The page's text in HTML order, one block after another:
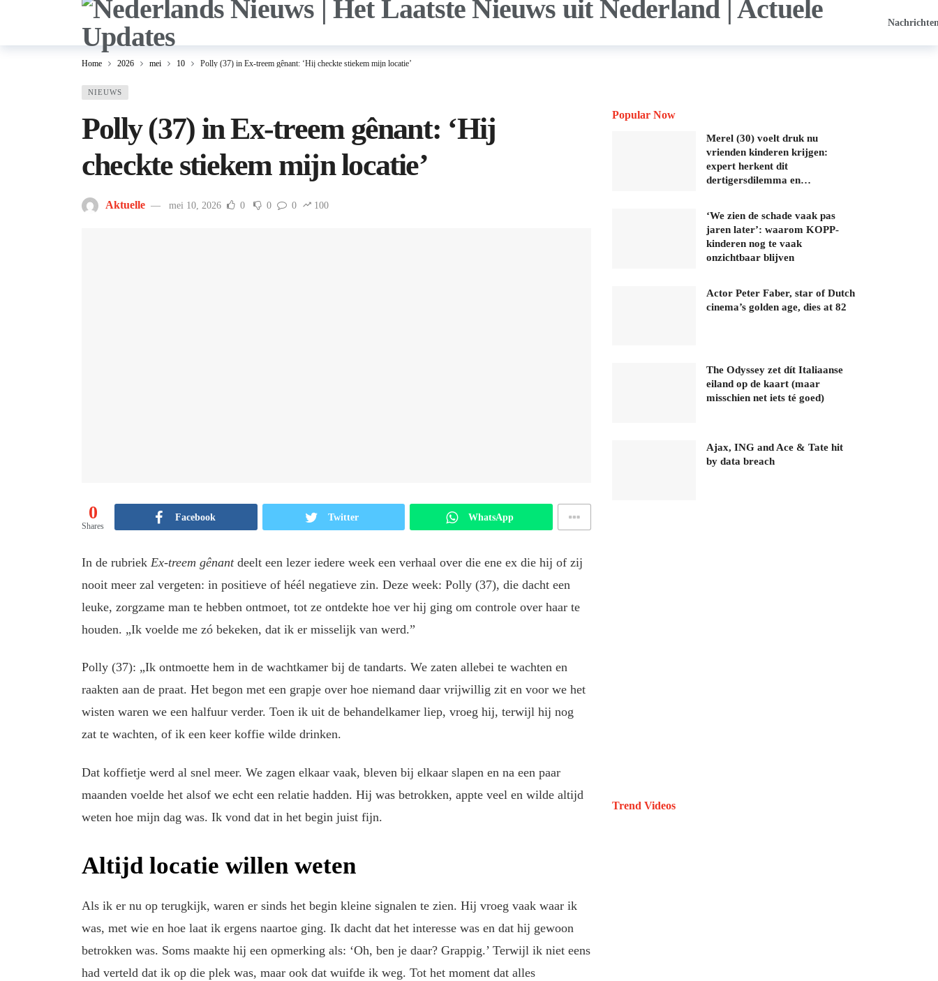
Home 2026 mei 10 Polly (37) in Ex-treem gênant: ‘Hij checkte stiekem mijn locatie’
NIEUWS
Polly (37) in Ex-treem gênant: ‘Hij
checkte stiekem mijn locatie’
Aktuelle mei 10, 2026 0 0 0 100
0
Shares
Facebook Twitter WhatsApp
In de rubriek Ex-treem gênantdeelt een lezer iedere week een verhaal over die ene ex die hij of zij
nooit meer zal vergeten: in positieve of héél negatieve zin. Deze week: Polly (37), die dacht een
leuke, zorgzame man te hebben ontmoet, tot ze ontdekte hoe ver hij ging om controle over haar te
houden. „Ik voelde me zó bekeken, dat ik er misselijk van werd.”
Polly (37): „Ik ontmoette hem in de wachtkamer bij de tandarts. We zaten allebei te wachten en
raakten aan de praat. Het begon met een grapje over hoe niemand daar vrijwillig zit en voor we het
wisten waren we een halfuur verder. Toen ik uit de behandelkamer liep, vroeg hij, terwijl hij nog
zat te wachten, of ik een keer koffie wilde drinken.
Dat koffietje werd al snel meer. We zagen elkaar vaak, bleven bij elkaar slapen en na een paar
maanden voelde het alsof we echt een relatie hadden. Hij was betrokken, appte veel en wilde altijd
weten hoe mijn dag was. Ik vond dat in het begin juist fijn.
Altijd locatie willen weten
Als ik er nu op terugkijk, waren er sinds het begin kleine signalen te zien. Hij vroeg vaak waar ik
was, met wie en hoe laat ik ergens naartoe ging. Ik dacht dat het interesse was en dat hij gewoon
betrokken was. Soms maakte hij een opmerking als: ‘Oh, ben je daar? Grappig.’ Terwijl ik niet eens
had verteld dat ik op die plek was, maar ook dat wuifde ik weg. Tot het moment dat alles
Popular Now
Merel (30) voelt druk nu
vrienden kinderen krijgen:
expert herkent dit
dertigersdilemma en…
‘We zien de schade vaak pas
jaren later’: waarom KOPP-
kinderen nog te vaak
onzichtbaar blijven
Actor Peter Faber, star of Dutch
cinema’s golden age, dies at 82
The Odyssey zet dít Italiaanse
eiland op de kaart (maar
misschien net iets té goed)
Ajax, ING and Ace & Tate hit
by data breach
Trend Videos